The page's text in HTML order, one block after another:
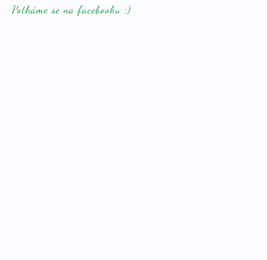
Potkáme se na facebooku :)